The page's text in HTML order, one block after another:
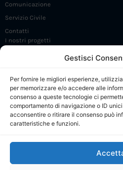
Gestisci
Per fornire le migliori esperienze,
per memorizzare e/o accedere alle
consenso a queste tecnologie ci
comportamento di navigazione o ID
acconsentire o ritirare il consenso può
caratteristiche e funzioni.
Comunicazione
Servizio Civile
Contatti
I nostri progetti
Premio Angelo Frammartino
Sostieni 5 X 1000
CdP: Presentazione
CdP: Regolamento e Comitato di gestione
CdP: Collabora e contatti